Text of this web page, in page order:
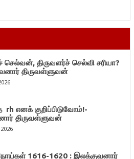
செல்வன், திருவளர்ச் செல்வி சரியா?
திருவள்ளுவன்
எனக் குறிப்பிடுவோம்!-
திருவள்ளுவன்
1616-1620 : இலக்குவனார்